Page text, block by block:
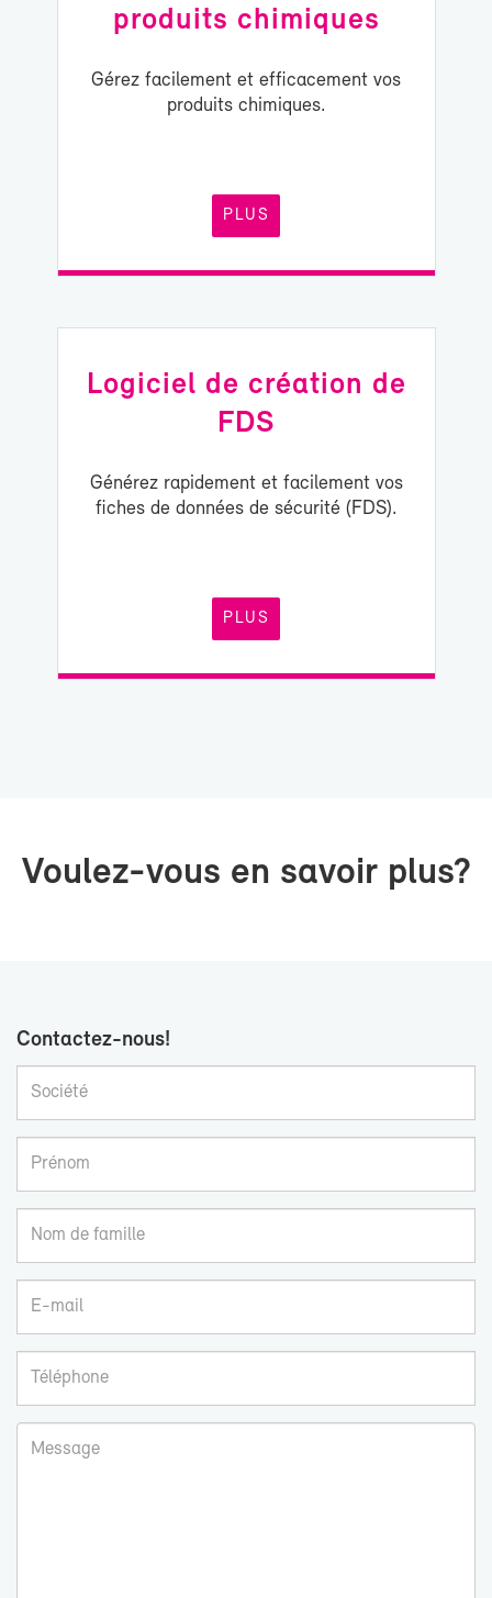
pro­duits chi­miques
Gé­rez fa­ci­le­ment et ef­fi­ca­ce­ment vos
pro­duits chi­miques.
PLUS
Lo­gi­ciel de créa­tion de
FDS
Gé­né­rez ra­pi­de­ment et fa­ci­le­ment vos
fiches de don­nées de sé­cu­ri­té (FDS).
PLUS
Voulez-​vous en sa­voir plus?
Contactez-​nous!